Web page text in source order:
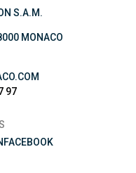
97
S.A.M.
MONACO
FACEBOOK